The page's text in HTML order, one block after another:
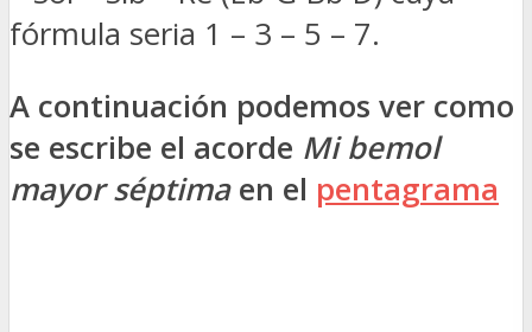
fórmula seria 1 – 3 – 5 – 7.
A continuación podemos ver como
se escribe el acorde Mi bemol
mayor séptimaen el pentagrama